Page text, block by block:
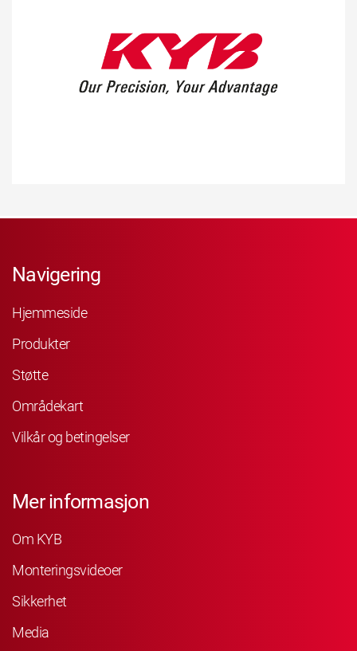
Navigering
Hjemmeside
Produkter
Støtte
Områdekart
Vilkår og betingelser
Mer informasjon
Om KYB
Monteringsvideoer
Sikkerhet
Media